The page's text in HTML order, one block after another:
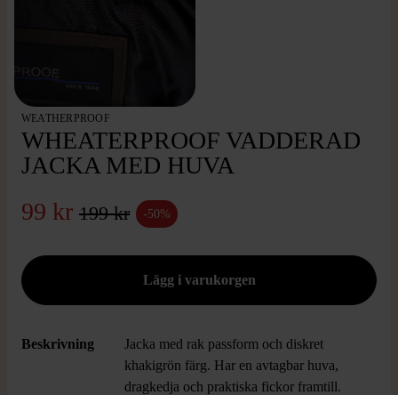
WEATHERPROOF
WHEATERPROOF VADDERAD
JACKA MED HUVA
99 kr 199 kr -50%
Beskrivning
Jacka med rak passform och diskret
khakigrön färg. Har en avtagbar huva,
dragkedja och praktiska fickor framtill.